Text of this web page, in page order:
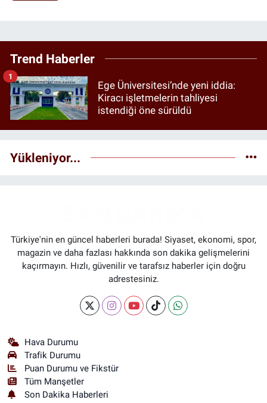
Trend Haberler
Ege Üniversitesi’nde yeni iddia:
Kiracı işletmelerin tahliyesi
istendiği öne sürüldü
1
Yükleniyor...
Türkiye'nin en güncel haberleri burada! Siyaset, ekonomi, spor,
magazin ve daha fazlası hakkında son dakika gelişmelerini
kaçırmayın. Hızlı, güvenilir ve tarafsız haberler için doğru
adrestesiniz.
Hava Durumu
Trafik Durumu
Puan Durumu ve Fikstür
Tüm Manşetler
Son Dakika Haberleri